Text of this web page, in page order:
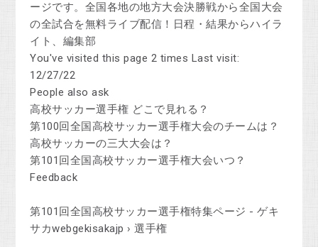
ージです。全国各地の地方大会決勝戦から全国大会
の全試合を無料ライブ配信！日程・結果からハイラ
イト、編集部
You've visited this page 2 times Last visit:
12/27/22
People also ask
高校サッカー選手権 どこで見れる？
第100回全国高校サッカー選手権大会のチームは？
高校サッカーの三大大会は？
第101回全国高校サッカー選手権大会いつ？
Feedback
第101回全国高校サッカー選手権特集ページ - ゲキ
サカwebgekisakajp › 選手権